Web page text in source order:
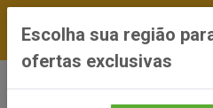
*Preços exclusivos do site
Escolha sua região
ofertas exclusivas